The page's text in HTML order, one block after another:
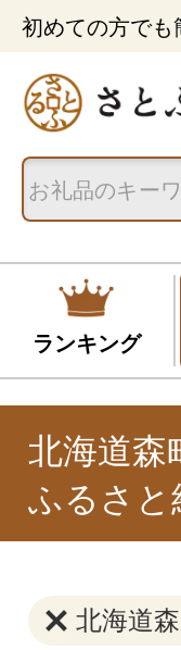
初めての方でも
ランキング
北海道森
ふるさと
北海道